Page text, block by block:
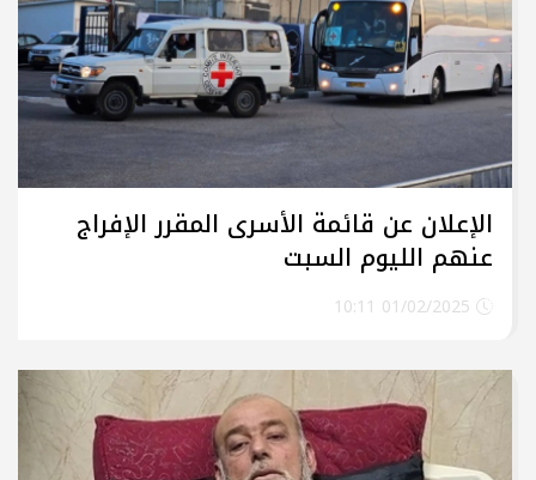
الإعلان عن قائمة الأسرى المقرر الإفراج
عنهم الليوم السبت